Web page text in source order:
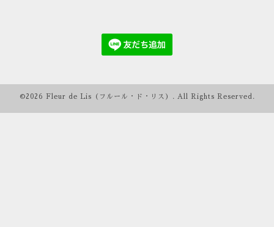
©2026 Fleur de Lis（フルール・ド・リス） . All Rights Reserved.